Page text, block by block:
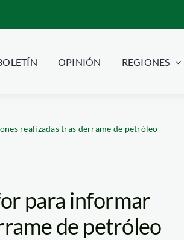
OPINIÓN REGIONES
realizadas tras derrame de petróleo
para informar
de petróleo